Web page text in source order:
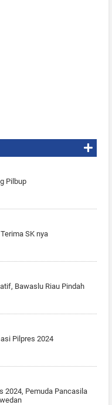
Pilbup
SK nya
Bawaslu Riau Pindah
Pilpres 2024
2024, Pemuda Pancasila